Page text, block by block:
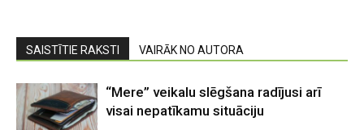
SAISTĪTIE RAKSTI VAIRĀK NO AUTORA
“Mere” veikalu slēgšana radījusi arī
visai nepatīkamu situāciju